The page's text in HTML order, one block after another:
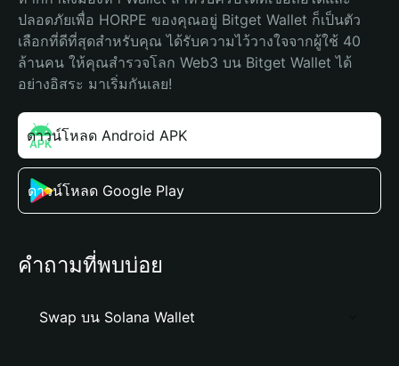
ปลอดภัยเพื่อ HORPE ของคุณอยู่ Bitget Wallet ก็เป็นตัว
เลือกที่ดีที่สุดสำหรับคุณ ได้รับความไว้วางใจจากผู้ใช้ 40
ล้านคน ให้คุณสำรวจโลก Web3 บน Bitget Wallet ได้
อย่างอิสระ มาเริ่มกันเลย!
ดาวน์โหลด Android APK
ดาวน์โหลด Google Play
คำถามที่พบบ่อย
Swap บน Solana Wallet